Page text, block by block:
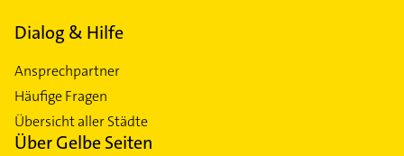
Dialog & Hilfe
Ansprechpartner
Häufige Fragen
Übersicht aller Städte
Über Gelbe Seiten